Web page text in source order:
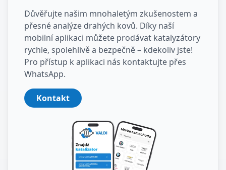
Důvěřujte našim mnohaletým zkušenostem a
přesné analýze drahých kovů. Díky naší
mobilní aplikaci můžete prodávat katalyzátory
rychle, spolehlivě a bezpečně – kdekoliv jste!
Pro přístup k aplikaci nás kontaktujte přes
WhatsApp.
Kontakt